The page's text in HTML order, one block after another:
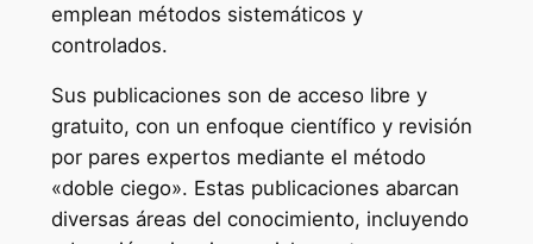
emplean métodos sistemáticos y
controlados.
Sus publicaciones son de acceso libre y
gratuito, con un enfoque científico y revisión
por pares expertos mediante el método
«doble ciego». Estas publicaciones abarcan
diversas áreas del conocimiento, incluyendo